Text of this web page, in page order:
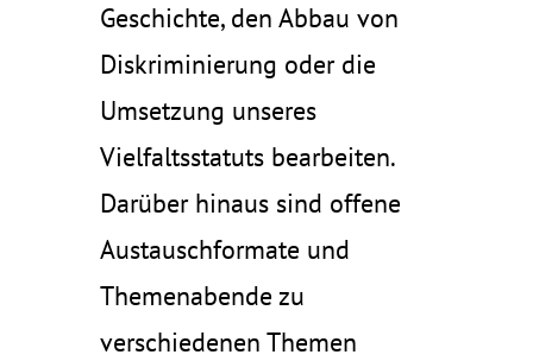
Geschichte, den Abbau von
Diskriminierung oder die
Umsetzung unseres
Vielfaltsstatuts bearbeiten.
Darüber hinaus sind offene
Austauschformate und
Themenabende zu
verschiedenen Themen